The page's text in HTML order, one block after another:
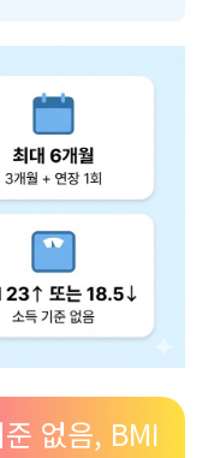
없음, BMI